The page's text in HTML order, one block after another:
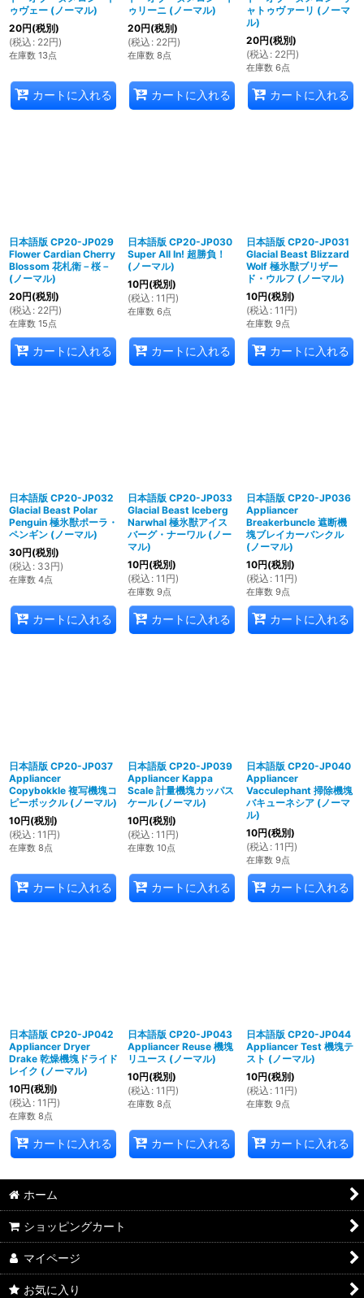
ゥヴェー (ノーマル)
20円(税別)
(税込 : 22円)
在庫数 13点
カートに入れる
ゥリーニ (ノーマル)
20円(税別)
(税込 : 22円)
在庫数 8点
カートに入れる
ャトゥヴァーリ (ノーマ
ル)
20円(税別)
(税込 : 22円)
在庫数 6点
カートに入れる
日本語版 CP20-JP029
Flower Cardian Cherry
Blossom 花札衛－桜－
(ノーマル)
20円(税別)
(税込 : 22円)
在庫数 15点
カートに入れる
日本語版 CP20-JP030
Super All In! 超勝負！
(ノーマル)
10円(税別)
(税込 : 11 円)
在庫数 6点
カートに入れる
日本語版 CP20-JP031
Glacial Beast Blizzard
Wolf 極氷獣ブリザー
ド・ウルフ (ノーマル)
10円(税別)
(税込 : 11 円)
在庫数 9点
カートに入れる
日本語版 CP20-JP032
Glacial Beast Polar
Penguin 極氷獣ポーラ・
ペンギン (ノーマル)
30円(税別)
(税込 : 33円)
在庫数 4点
カートに入れる
日本語版 CP20-JP033
Glacial Beast Iceberg
Narwhal 極氷獣アイス
バーグ・ナーワル (ノー
マル)
10円(税別)
(税込 : 11 円)
在庫数 9点
カートに入れる
日本語版 CP20-JP036
Appliancer
Breakerbuncle 遮断機
塊ブレイカーバンクル
(ノーマル)
10円(税別)
(税込 : 11 円)
在庫数 9点
カートに入れる
日本語版 CP20-JP037
Appliancer
Copybokkle 複写機塊コ
ピーボックル (ノーマル)
10円(税別)
(税込 : 11 円)
在庫数 8点
カートに入れる
日本語版 CP20-JP039
Appliancer Kappa
Scale 計量機塊カッパス
ケール (ノーマル)
10円(税別)
(税込 : 11 円)
在庫数 10点
カートに入れる
日本語版 CP20-JP040
Appliancer
Vacculephant 掃除機塊
バキューネシア (ノーマ
ル)
10円(税別)
(税込 : 11 円)
在庫数 9点
カートに入れる
日本語版 CP20-JP042
Appliancer Dryer
Drake 乾燥機塊ドライド
レイク (ノーマル)
10円(税別)
(税込 : 11 円)
在庫数 8点
カートに入れる
日本語版 CP20-JP043
Appliancer Reuse 機塊
リユース (ノーマル)
10円(税別)
(税込 : 11 円)
在庫数 8点
カートに入れる
日本語版 CP20-JP044
Appliancer Test 機塊テ
スト (ノーマル)
10円(税別)
(税込 : 11 円)
在庫数 9点
カートに入れる
ホーム
ショッピングカート
マイページ
お気に入り